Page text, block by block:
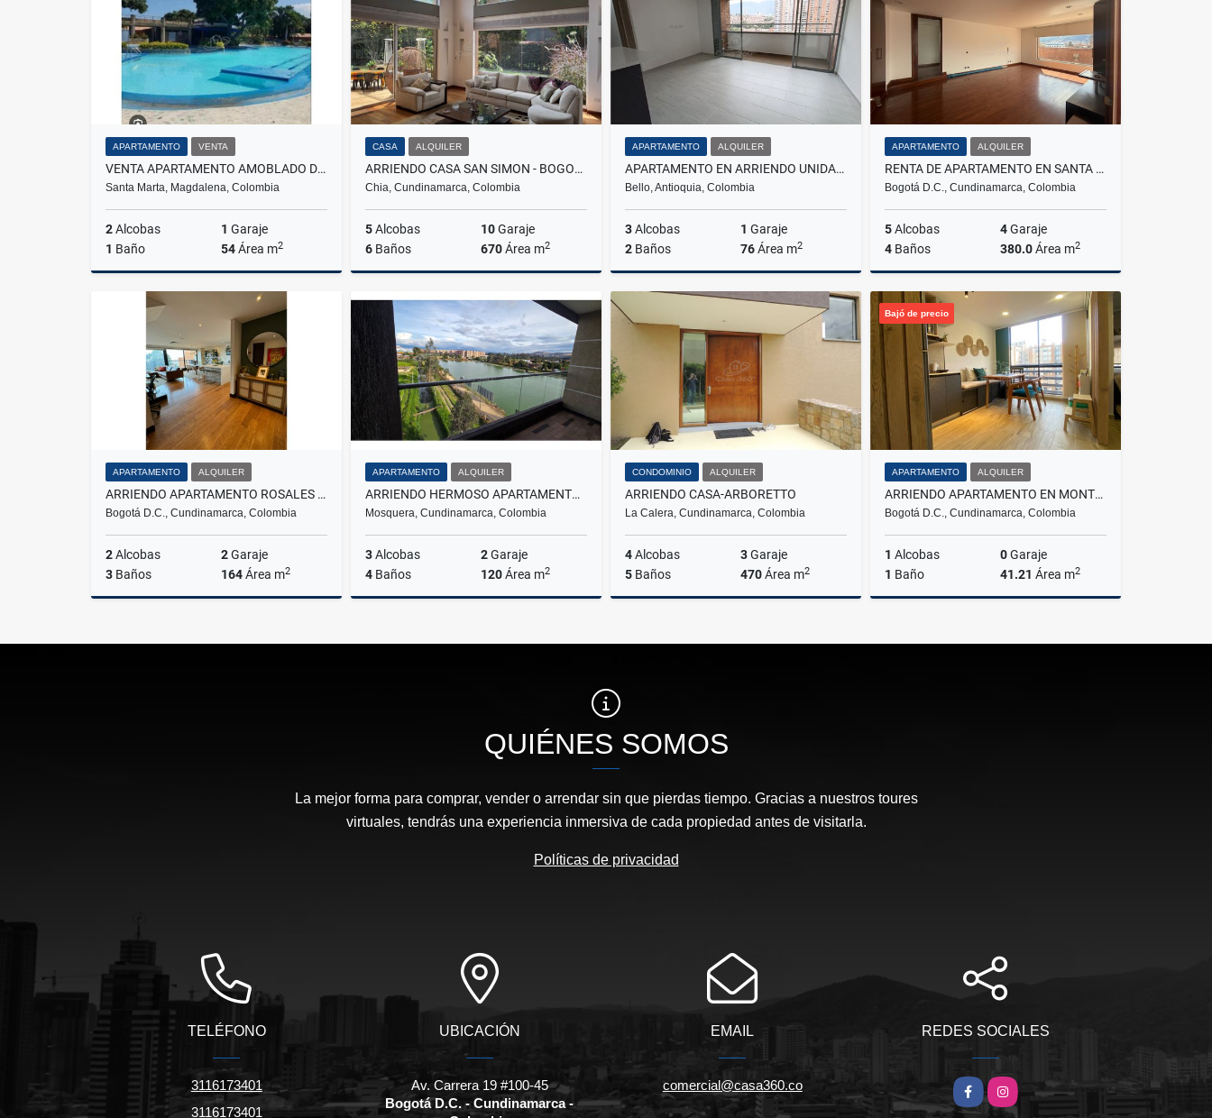
APARTAMENTO VENTA
VENTA APARTAMENTO AMOBLADO DOS ALCOBAS TURISTICO EN CONDOMINIO - E.C.
Santa Marta, Magdalena, Colombia
2Alcobas 1 Garaje
1 Baño 54Área m2
$300.000.000
CASA ALQUILER
ARRIENDO CASA SAN SIMON - BOGOTA
Chia, Cundinamarca, Colombia
5Alcobas 10Garaje
6 Baños 670Área m2
Alquiler
$18.000.000
APARTAMENTO ALQUILER
APARTAMENTO EN ARRIENDO UNIDAD DISTRITO PLAZA, BELLO
Bello, Antioquia, Colombia
3Alcobas 1 Garaje
2 Baños 76Área m2
Alquiler
APARTAMENTO ALQUILER
RENTA DE APARTAMENTO EN SANTA BARBARA
Bogotá D.C., Cundinamarca, Colombia
5Alcobas 4Garaje
4 Baños 380.0Área m2
Venta
$14.000.000
Alquiler
$14.000.000
APARTAMENTO ALQUILER
ARRIENDO APARTAMENTO ROSALES BOGOTA
Bogotá D.C., Cundinamarca, Colombia
2Alcobas 2Garaje
3 Baños 164Área m2
$10.000.000
APARTAMENTO ALQUILER
ARRIENDO HERMOSO APARTAMENTO EN RESERVA DEL SOL MOSQUERA
Mosquera, Cundinamarca, Colombia
3Alcobas 2Garaje
4 Baños 120Área m2
$3.110.000
CONDOMINIO ALQUILER
ARRIENDO CASA-ARBORETTO
La Calera, Cundinamarca, Colombia
4Alcobas 3Garaje
5 Baños 470Área m2
$11.855.200
Bajó de precio
APARTAMENTO ALQUILER
ARRIENDO APARTAMENTO EN MONTEVIDEO SALITRE FONTIBON BOGOTÁ
Bogotá D.C., Cundinamarca, Colombia
1 Alcobas 0Garaje
1 Baño 41.21 Área m2
$1.900.000
QUIÉNES SOMOS
La mejor forma para comprar, vender o arrendar sin que pierdas tiempo. Gracias a nuestros toures
virtuales, tendrás una experiencia inmersiva de cada propiedad antes de visitarla.
Políticas de privacidad
TELÉFONO
3116173401
3116173401
UBICACIÓN
Av. Carrera 19 #100-45
Bogotá D.C. - Cundinamarca -
EMAIL
comercial@casa360.co
REDES SOCIALES
FacebookInstagram